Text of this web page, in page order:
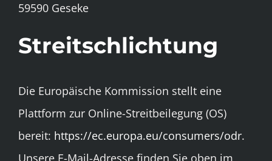
59590 Geseke
Streitschlichtung
Die Europäische Kommission stellt eine
Plattform zur Online-Streitbeilegung (OS)
bereit: https://ec.europa.eu/consumers/odr.